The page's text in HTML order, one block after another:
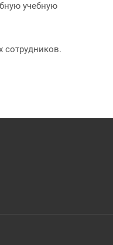
учебную